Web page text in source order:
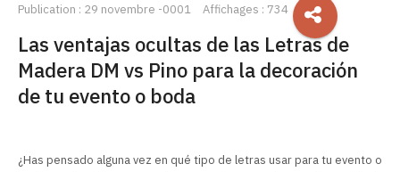
Publication : 29 novembre -0001
Affichages : 734
Las ventajas ocultas de las Letras de
Madera DM vs Pino para la decoración
de tu evento o boda
¿Has pensado alguna vez en qué tipo de letras usar para tu evento o